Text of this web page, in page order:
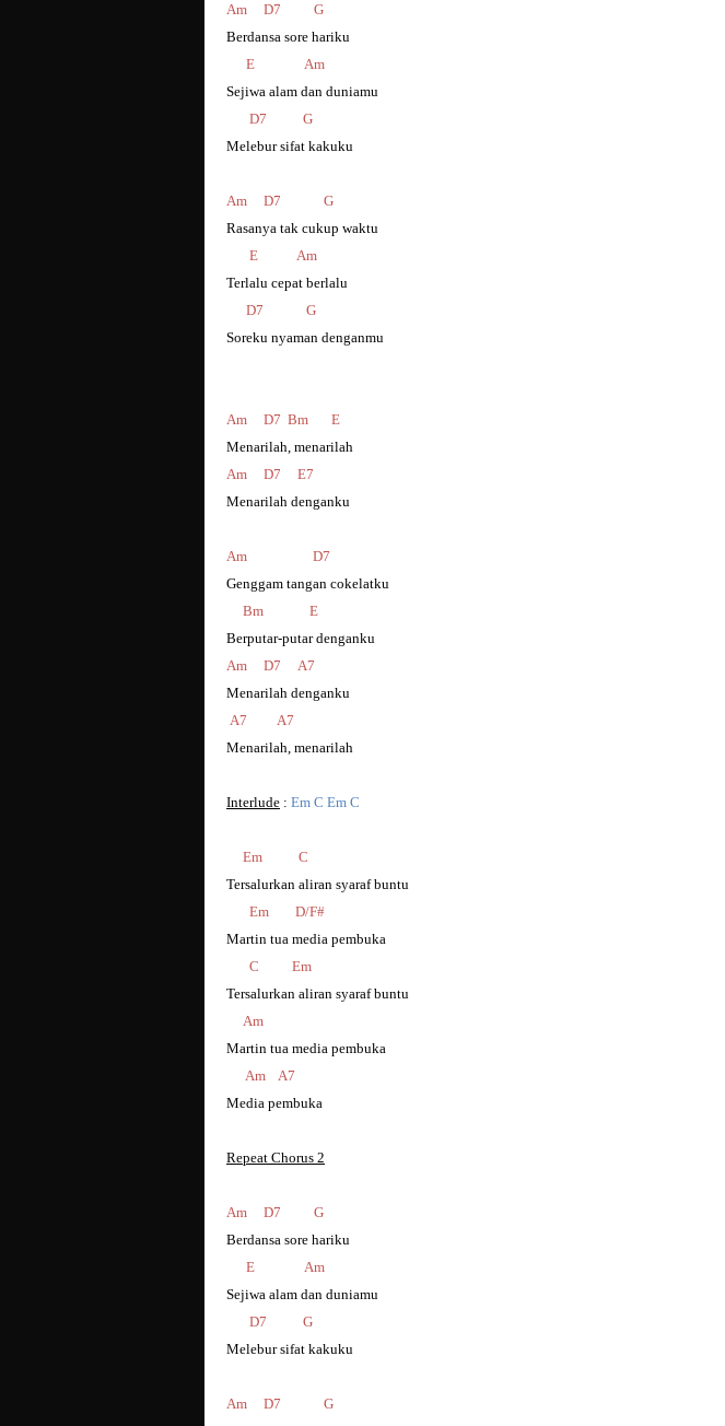
Am D7 G
Berdansa sore hariku
E Am
Sejiwa alam dan duniamu
D7 G
Melebur sifat kakuku
Am D7 G
Rasanya tak cukup waktu
E Am
Terlalu cepat berlalu
D7 G
Soreku nyaman denganmu
Am D7 Bm E
Menarilah, menarilah
Am D7 E7
Menarilah denganku
Am D7
Genggam tangan cokelatku
Bm E
Berputar-putar denganku
Am D7 A7
Menarilah denganku
A7 A7
Menarilah, menarilah
Interlude : Em C Em C
Em C
Tersalurkan aliran syaraf buntu
Em D/F#
Martin tua media pembuka
C Em
Tersalurkan aliran syaraf buntu
Am
Martin tua media pembuka
Am A7
Media pembuka
Repeat Chorus 2
Am D7 G
Berdansa sore hariku
E Am
Sejiwa alam dan duniamu
D7 G
Melebur sifat kakuku
Am D7 G